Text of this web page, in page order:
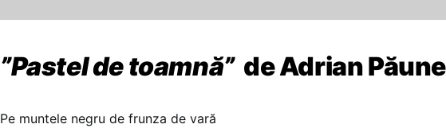
”Pastel de toamnă”de Adrian
Pe muntele negru de frunza de vară